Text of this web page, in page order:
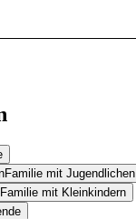
Familie mit Jugendlichen
Familie mit Kleinkindern